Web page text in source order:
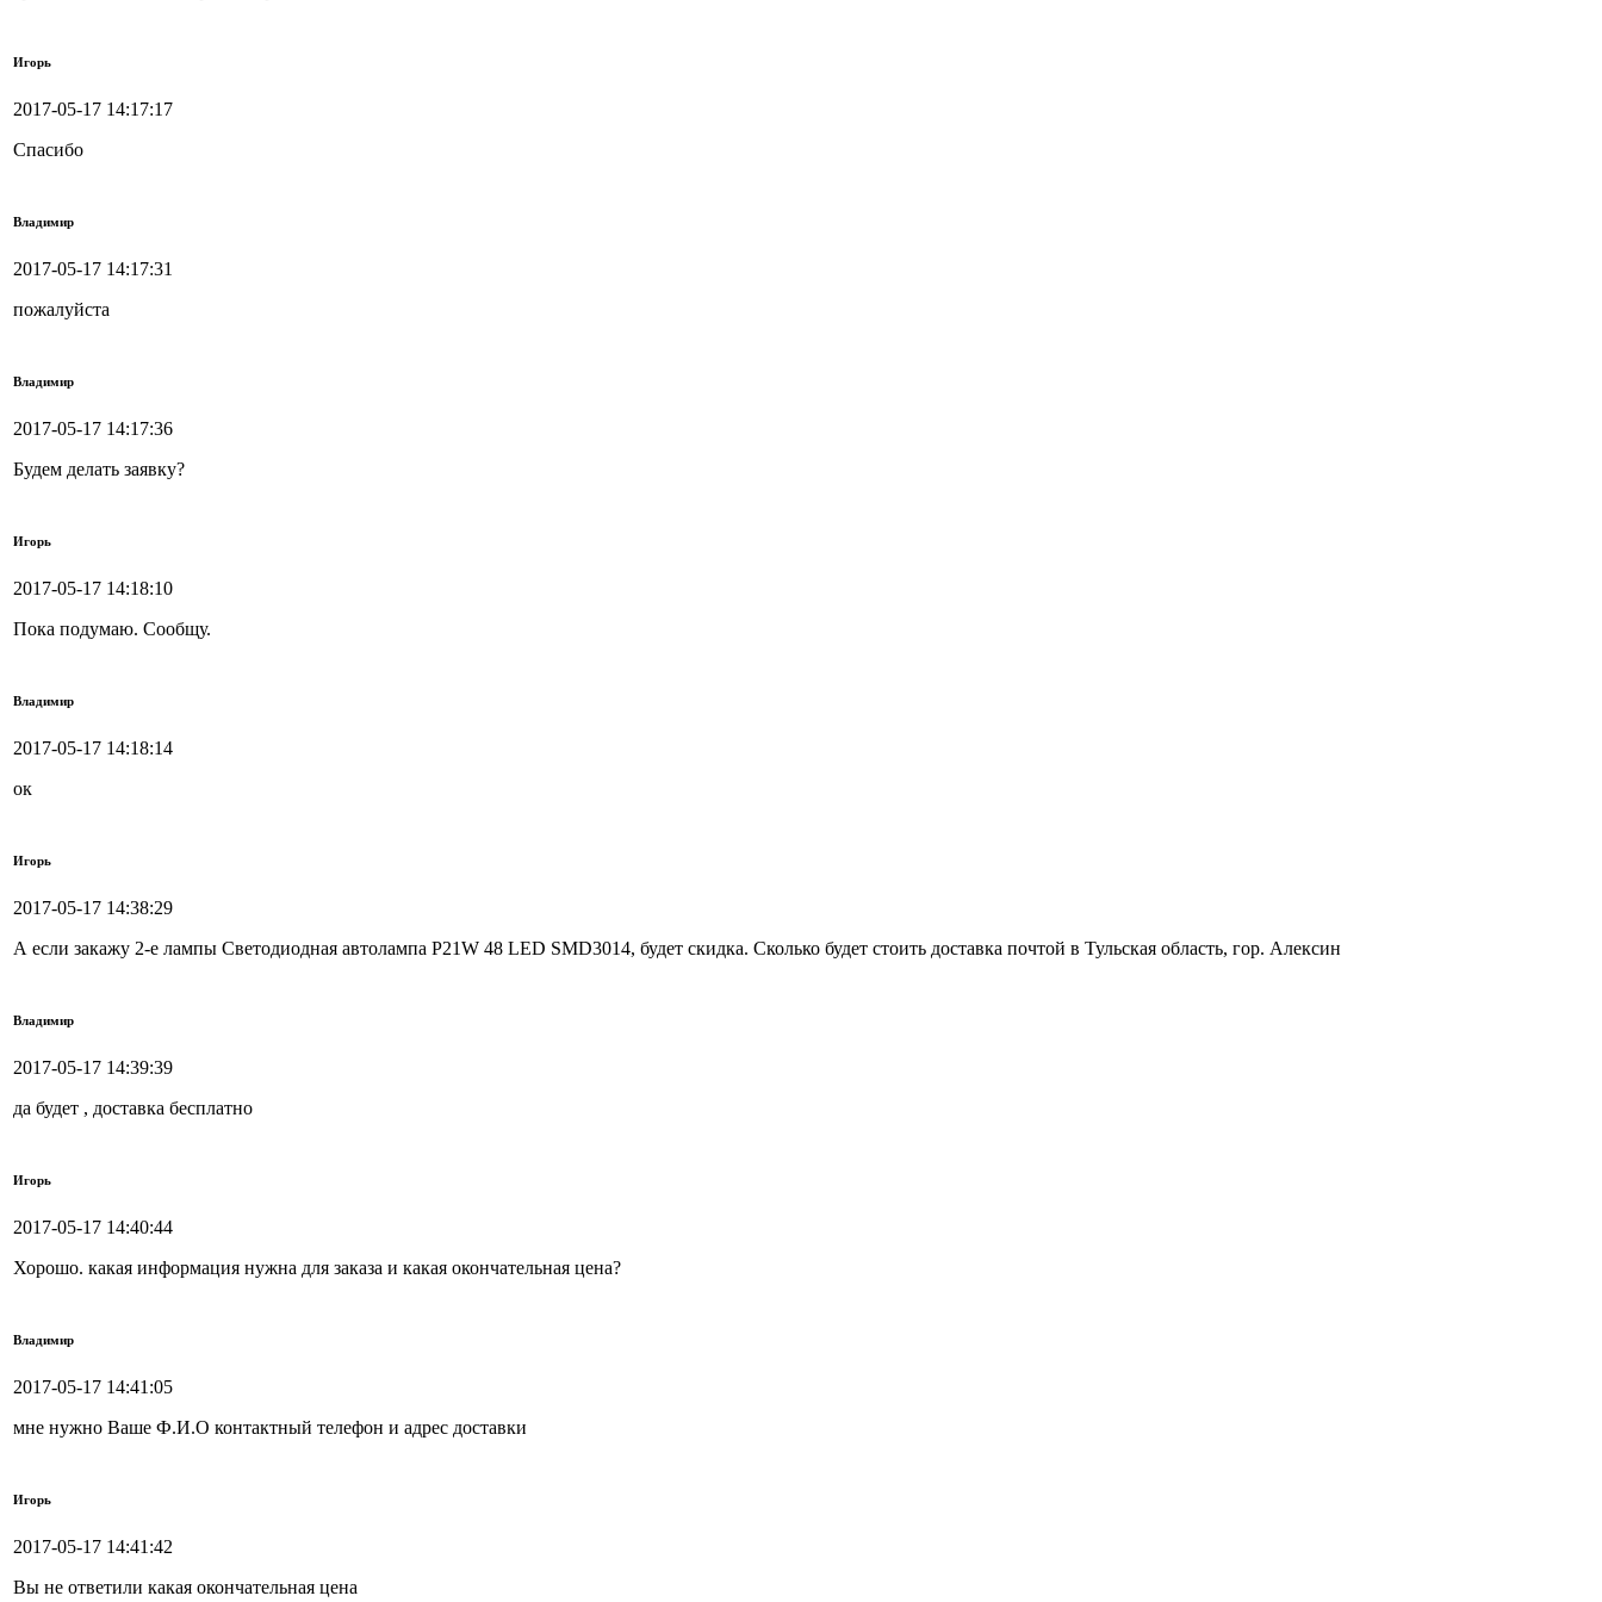
Игорь
2017-05-17 14:17:17
Спасибо
Владимир
2017-05-17 14:17:31
пожалуйста
Владимир
2017-05-17 14:17:36
Будем делать заявку?
Игорь
2017-05-17 14:18:10
Пока подумаю. Сообщу.
Владимир
2017-05-17 14:18:14
ок
Игорь
2017-05-17 14:38:29
А если закажу 2-е лампы Светодиодная автолампа P21W 48 LED SMD3014, будет скидка. Сколько будет стоить доставка почтой в Тульская область, гор. Алексин
Владимир
2017-05-17 14:39:39
да будет , доставка бесплатно
Игорь
2017-05-17 14:40:44
Хорошо. какая информация нужна для заказа и какая окончательная цена?
Владимир
2017-05-17 14:41:05
мне нужно Ваше Ф.И.О контактный телефон и адрес доставки
Игорь
2017-05-17 14:41:42
Вы не ответили какая окончательная цена